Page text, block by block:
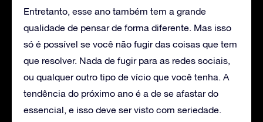
Entretanto, esse ano também tem a grande
qualidade de pensar de forma diferente. Mas isso
só é possível se você não fugir das coisas que tem
que resolver. Nada de fugir para as redes sociais,
ou qualquer outro tipo de vício que você tenha. A
tendência do próximo ano é a de se afastar do
essencial, e isso deve ser visto com seriedade.